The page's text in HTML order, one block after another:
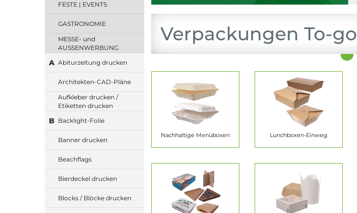
FESTE | EVENTS
GASTRONOMIE
MESSE- und
AUSSENWERBUNG
A Abiturzeitung drucken
Architekten-CAD-Pläne
Aufkleber drucken /
Etiketten drucken
B Backlight-Folie
Banner drucken
Beachflags
Bierdeckel drucken
Blocks / Blöcke drucken
Verpackungen To-go
Nachhaltige Menüboxen Lunchboxen-Einweg